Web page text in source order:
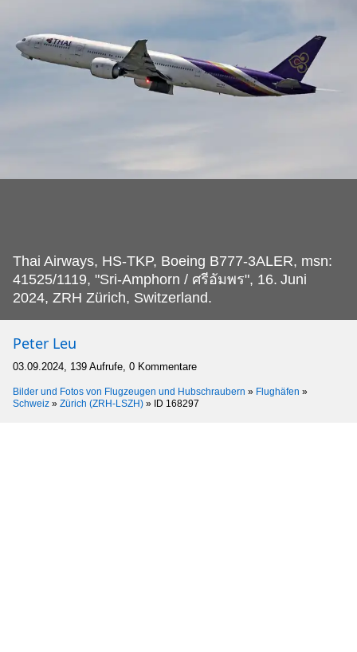
Thai Airways, HS-TKP, Boeing B777-3ALER, msn:
41525/1119, "Sri-Amphorn / ศรีอัมพร", 16. Juni
2024, ZRH Zürich, Switzerland.
Peter Leu
03.09.2024, 139 Aufrufe, 0 Kommentare
Bilder und Fotos von Flugzeugen und Hubschraubern » Flughäfen »
Schweiz » Zürich (ZRH-LSZH) » ID 168297